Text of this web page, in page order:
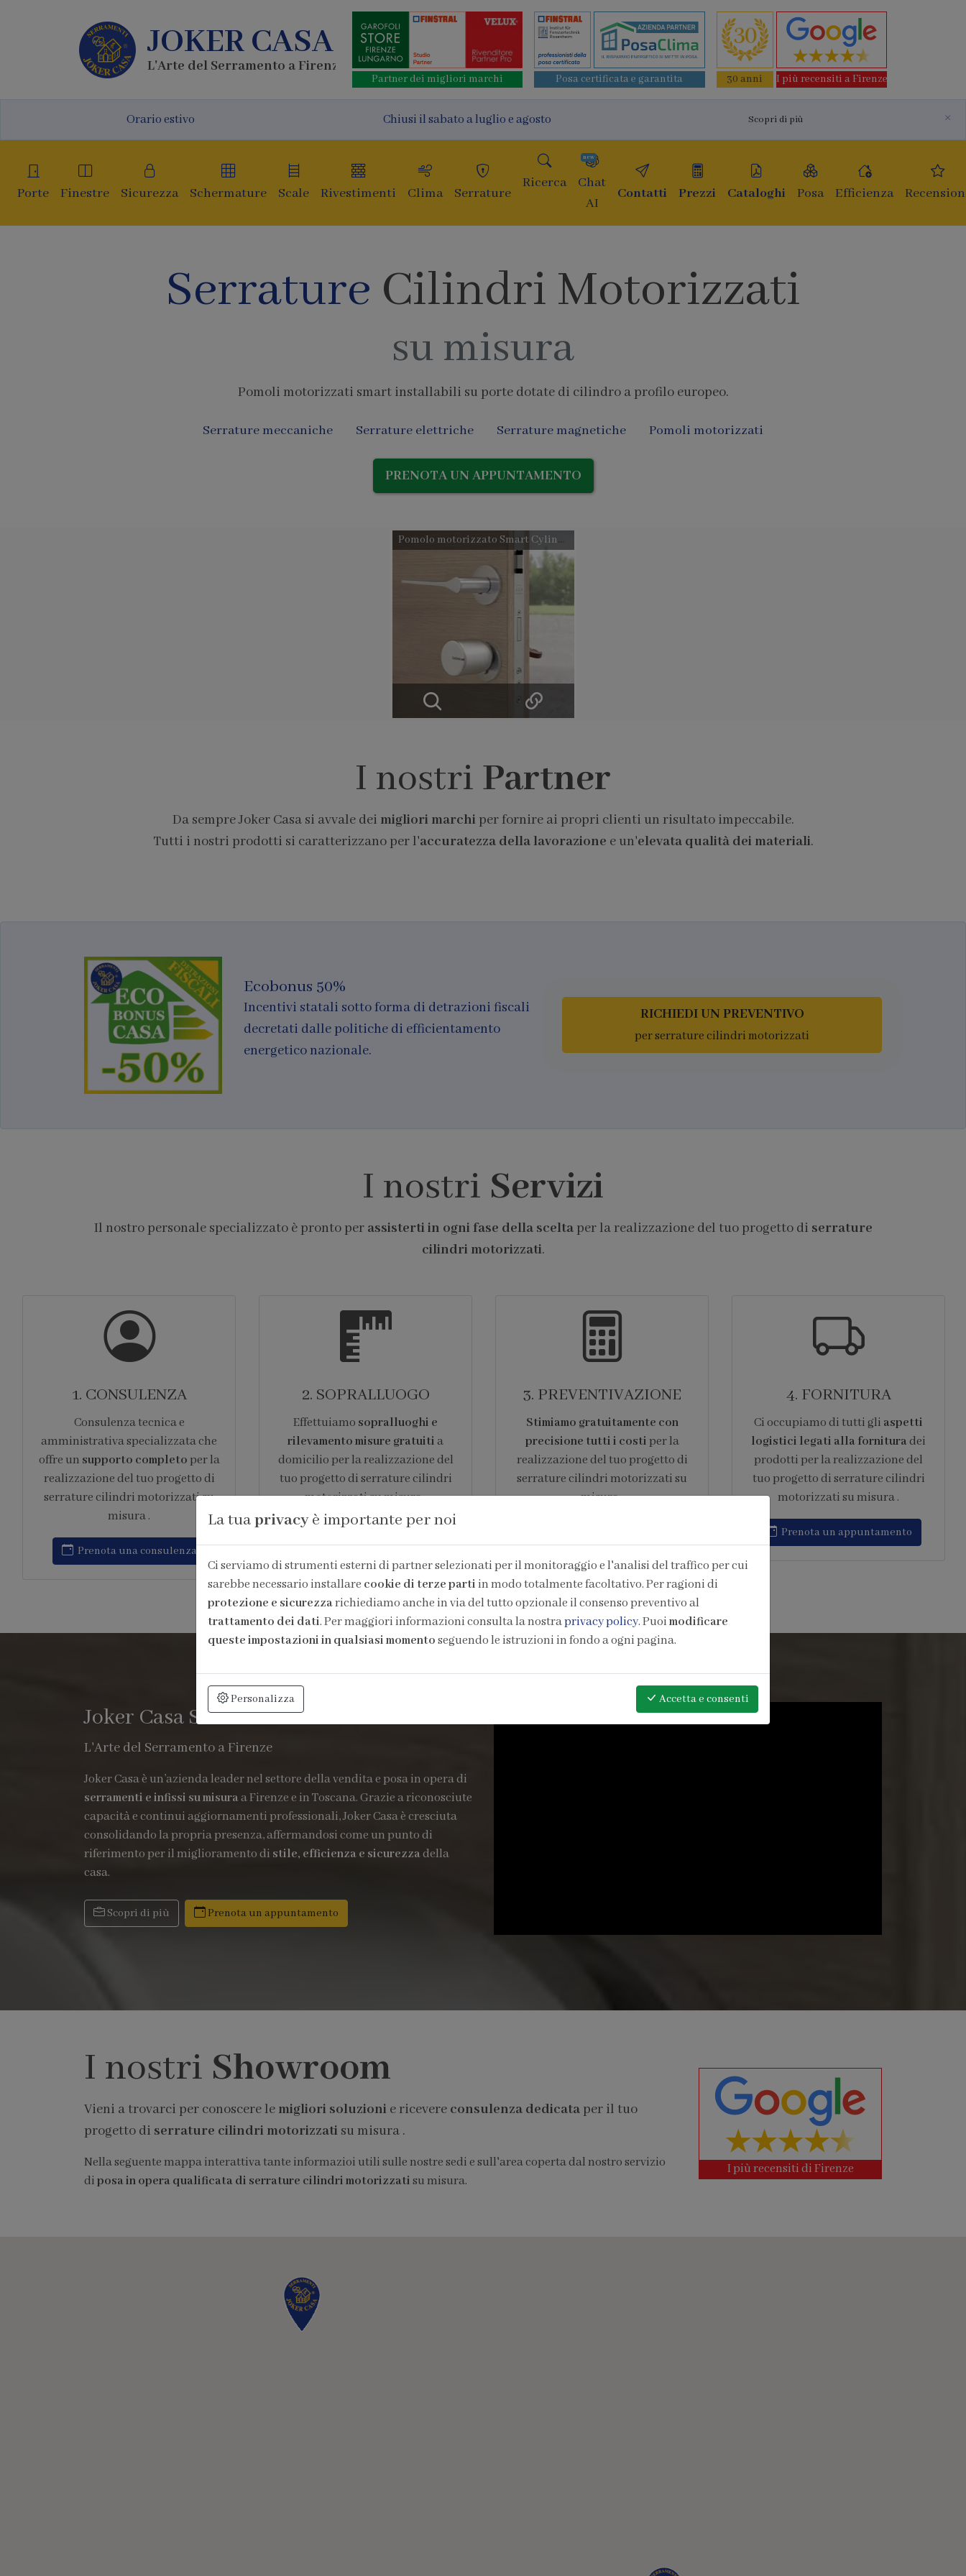
JOKER CASA
L'Arte del Serramento a Firenze
Partner dei migliori marchi Posa certificata e garantita 30 anni I più recensiti a Firenze
Orario estivo Chiusi il sabato a luglio e agosto Scopri di più ×
Porte Finestre Sicurezza Schermature Scale Rivestimenti Clima Serrature
Ricerca
Chat
AI
new
Contatti Prezzi Cataloghi Posa Efficienza
Serrature Cilindri Motorizzati
su misura
Pomoli motorizzati smart installabili su porte dotate di cilindro a profilo europeo.
Serrature meccaniche Serrature elettriche Serrature magnetiche Pomoli motorizzati
PRENOTA UN APPUNTAMENTO
Pomolo motorizzato Smart Cylinder AGB
I nostri Partner
Da sempre Joker Casa si avvale dei migliori marchiper fornire ai propri clienti un risultato impeccabile.
Tutti i nostri prodotti si caratterizzano per l'accuratezza della lavorazione e un'elevata qualità dei materiali.
Ecobonus 50%
Incentivi statali sotto forma di detrazioni fiscali
decretati dalle politiche di efficientamento
energetico nazionale.
RICHIEDI UN PREVENTIVO
per serrature cilindri motorizzati
I nostri Servizi
Il nostro personale specializzato è pronto per assisterti in ogni fase della sceltaper la realizzazione del tuo progetto di serrature
cilindri motorizzati.
1. CONSULENZA
Consulenza tecnica e
amministrativa specializzata che
offre un supporto completoper la
realizzazione del tuo progetto di
serrature cilindri motorizzati su
misura .
Prenota una consulenza
2. SOPRALLUOGO
Effettuiamo sopralluoghi e
rilevamento misure gratuiti a
domicilio per la realizzazione del
tuo progetto di serrature cilindri
motorizzati su misura .
3. PREVENTIVAZIONE
Stimiamo gratuitamente con
precisione tutti i costiper la
realizzazione del tuo progetto di
serrature cilindri motorizzati su
misura .
4. FORNITURA
Ci occupiamo di tutti gli aspetti
logistici legati alla fornituradei
prodotti per la realizzazione del
tuo progetto di serrature cilindri
motorizzati su misura .
Prenota un appuntamento
Joker Casa Serramenti
L'Arte del Serramento a Firenze
Joker Casa è un’azienda leader nel settore della vendita e posa in opera di
serramenti e infissi su misuraa Firenze e in Toscana. Grazie a riconosciute
capacità e continui aggiornamenti professionali, Joker Casa è cresciuta
consolidando la propria presenza, affermandosi come un punto di
riferimento per il miglioramento di stile, efficienza e sicurezzadella
casa.
Scopri di più Prenota un appuntamento
I nostri Showroom
Vieni a trovarci per conoscere le migliori soluzioni e ricevere consulenza dedicata per il tuo
progetto di serrature cilindri motorizzati su misura .
Nella seguente mappa interattiva tante informazioi utili sulle nostre sedi e sull'area coperta dal nostro servizio
diposa in opera qualificata di serrature cilindri motorizzatisu misura.
I più recensiti di Firenze
La tuaprivacy è importante per noi
Ci serviamo di strumenti esterni di partner selezionati per il monitoraggio e l'analisi del traffico per cui
sarebbe necessario installare cookie di terze partiin modo totalmente facoltativo. Per ragioni di
protezione e sicurezzarichiediamo anche in via del tutto opzionale il consenso preventivo al
trattamento dei dati. Per maggiori informazioni consulta la nostraprivacy policy. Puoimodificare
queste impostazioni in qualsiasi momentoseguendo le istruzioni in fondo a ogni pagina.
Personalizza Accettae consenti